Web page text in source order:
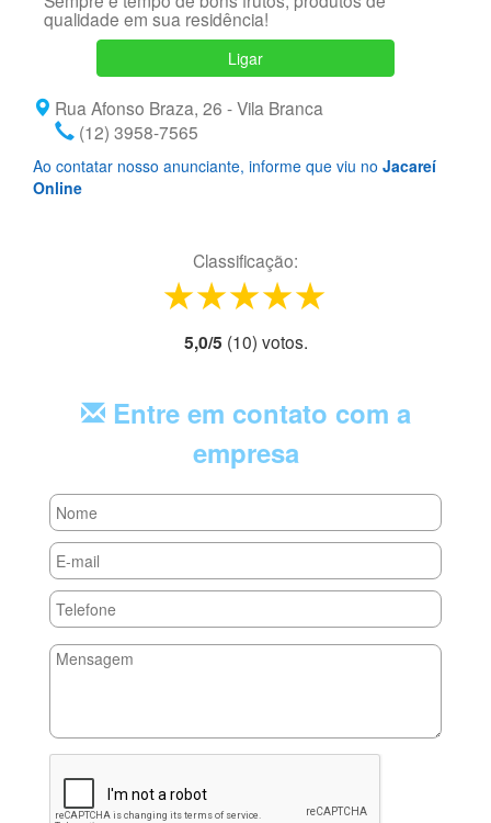
qualidade em sua residência!
Ligar
Rua Afonso Braza, 26 - Vila Branca
(12) 3958-7565
Ao contatar nosso anunciante, informe que viu no Jacareí
Online
Classificação:
4 stars
3 stars
2 stars
1 star
5,0/5 (10) votos.
Entre em contato com a
empresa